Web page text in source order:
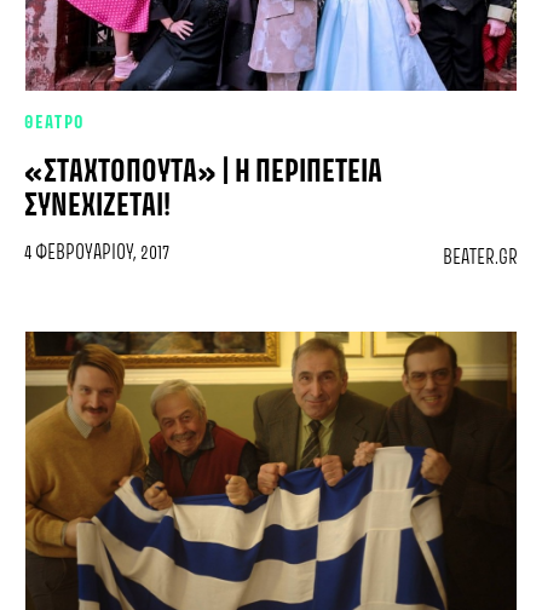
ΘΕΑΤΡΟ
«ΣΤΑΧΤΟΠΟΎΤΑ» | Η ΠΕΡΙΠΈΤΕΙΑ
ΣΥΝΕΧΊΖΕΤΑΙ!
4 ΦΕΒΡΟΥΑΡΊΟΥ, 2017 BEATER.GR